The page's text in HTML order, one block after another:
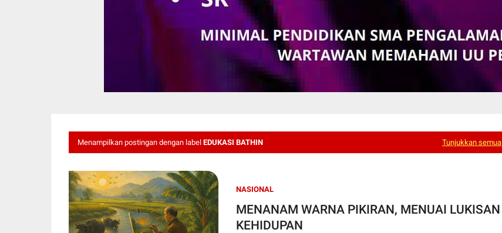
Menampilkan postingan dengan label EDUKASI BATHIN Tunjukkan semua
NASIONAL
MENANAM WARNA PIKIRAN, MENUAI LUKISAN
KEHIDUPAN